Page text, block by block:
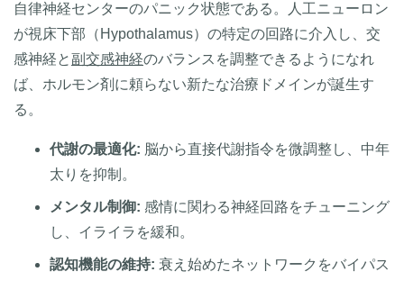
自律神経センターのパニック状態である。人工ニューロン
が視床下部（Hypothalamus）の特定の回路に介入し、交
感神経と副交感神経のバランスを調整できるようになれ
ば、ホルモン剤に頼らない新たな治療ドメインが誕生す
る。
代謝の最適化: 脳から直接代謝指令を微調整し、中年
太りを抑制。
メンタル制御: 感情に関わる神経回路をチューニング
し、イライラを緩和。
認知機能の維持: 衰え始めたネットワークをバイパス